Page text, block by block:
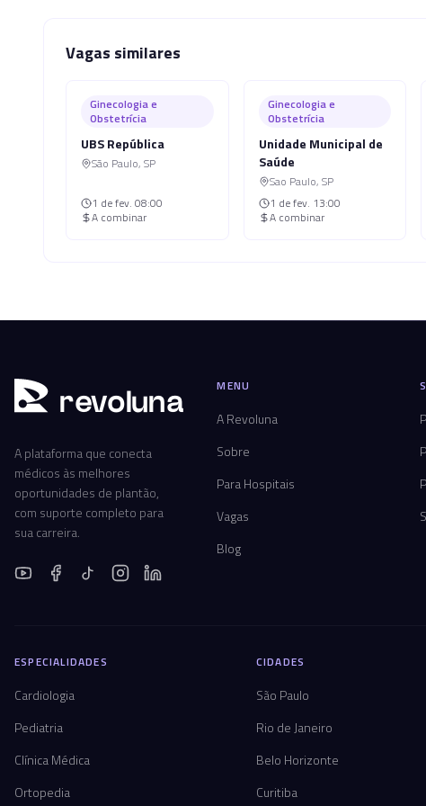
Vagas similares
Ginecologia e
Obstetrícia
UBS República
São Paulo, SP
1 de fev. 08:00
A combinar
Ginecologia e
Obstetrícia
Unidade Municipal de
Saúde
Sao Paulo, SP
1 de fev. 13:00
A combinar
revoluna
A plataforma que conecta
médicos às melhores
oportunidades de plantão,
com suporte completo para
sua carreira.
MENU
A Revoluna
Sobre
Para Hospitais
Vagas
Blog
ESPECIALIDADES
Cardiologia
Pediatria
Clínica Médica
Ortopedia
CIDADES
São Paulo
Rio de Janeiro
Belo Horizonte
Curitiba